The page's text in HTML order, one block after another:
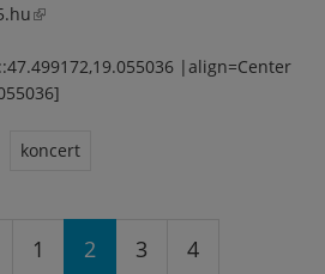
(külső hivatkozás)
|align=Center
koncert
1 2 3 4